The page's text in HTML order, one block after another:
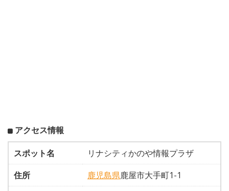
アクセス情報
スポット名
リナシティかのや情報プラザ
住所
鹿児島県鹿屋市大手町1-1